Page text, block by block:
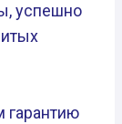
успешно